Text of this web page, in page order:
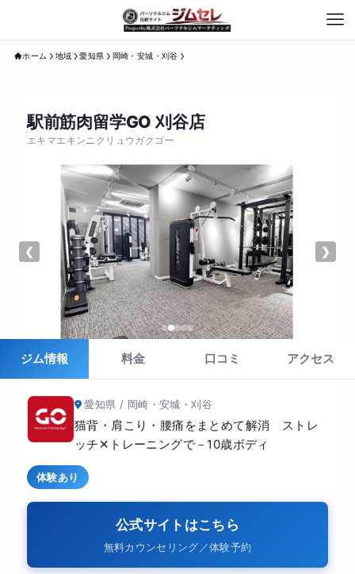
ホーム 地域 愛知県 岡崎・安城・刈谷
駅前筋肉留学GO 刈谷店
エキマエキンニクリュウガクゴー
❮ ❯
ジム情報 料金 口コミ アクセス
愛知県 / 岡崎・安城・刈谷
猫背・肩こり・腰痛をまとめて解消 ストレ
ッチ✕トレーニングで－10歳ボディ
体験あり
公式サイトはこちら
無料カウンセリング／体験予約